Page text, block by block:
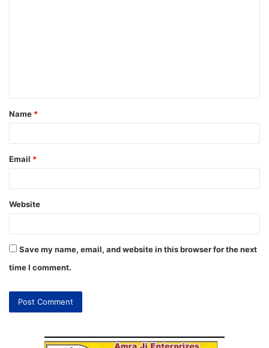
Name *
Email *
Website
Save my name, email, and website in this browser for the next
time I comment.